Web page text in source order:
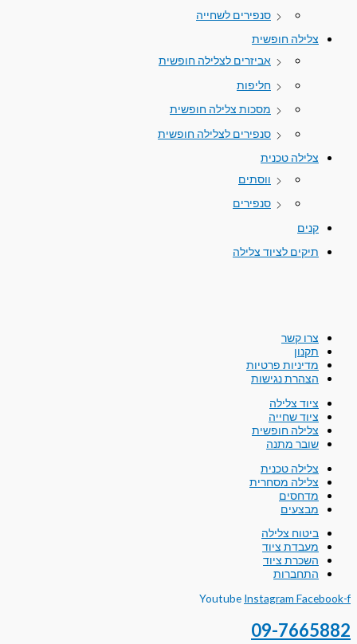
סנפירים לשחייה
צלילה חופשית
אביזרים לצלילה חופשית
חליפות
מסכות צלילה חופשית
סנפירים לצלילה חופשית
צלילה טכנית
ווסתים
סנפירים
קנים
תיקים לציוד צלילה
צרו קשר
תקנון
מדיניות פרטיות
הצהרת נגישות
ציוד צלילה
ציוד שחייה
צלילה חופשית
שובר מתנה
צלילה טכנית
צלילה מסחרית
מדחסים
מבצעים
ביטוח צלילה
מעבדת ציוד
השכרת ציוד
התחברות
Youtube Instagram Facebook-f
09-7665882